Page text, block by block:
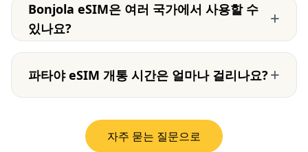
Bonjola eSIM은 여러 국가에서 사용할 수
있나요?
+
파타야 eSIM 개통 시간은 얼마나 걸리나요? +
자주 묻는 질문으로